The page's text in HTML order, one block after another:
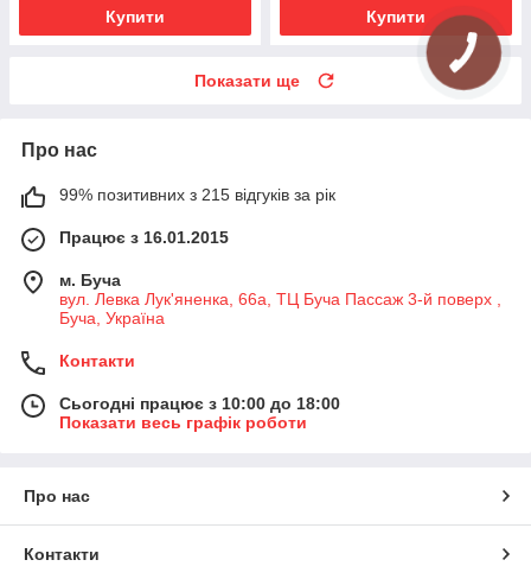
Купити Купити
Показати ще
Про нас
99% позитивних з 215 відгуків за рік
Працює з 16.01.2015
м. Буча
вул. Левка Лук'яненка, 66а, ТЦ Буча Пассаж 3-й поверх ,
Буча, Україна
Контакти
Сьогодні працює з 10:00 до 18:00
Показати весь графік роботи
Про нас
Контакти